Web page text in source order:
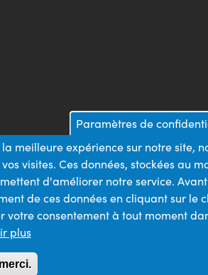
Paramètres de
meilleure expérience sur notre site,
visites. Ces données, stockées au
d'améliorer notre service.
de ces données en cliquant sur le
votre consentement à tout moment
plus